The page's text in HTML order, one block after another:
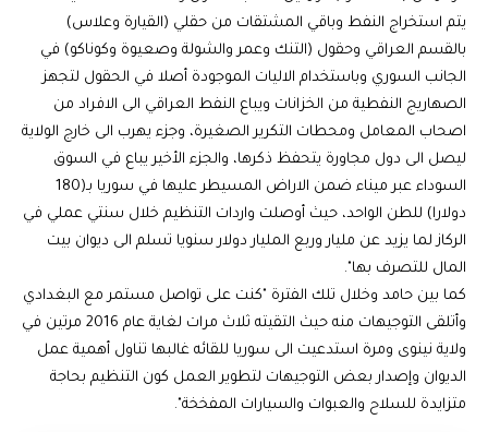
يتم استخراج النفط وباقي المشتقات من حقلي (القيارة وعلاس)
بالقسم العراقي وحقول (التنك وعمر والشولة وصعيوة وكوناكو) في
الجانب السوري وباستخدام الاليات الموجودة أصلا في الحقول لتجهز
الصهاريج النفطية من الخزانات ويباع النفط العراقي الى الافراد من
اصحاب المعامل ومحطات التكرير الصغيرة، وجزء يهرب الى خارج الولاية
ليصل الى دول مجاورة يتحفظ ذكرها، والجزء الأخير يباع في السوق
السوداء عبر ميناء ضمن الاراض المسيطر عليها في سوريا بـ(180
دولارا) للطن الواحد، حيث أوصلت واردات التنظيم خلال سنتي عملي في
الركاز لما يزيد عن مليار وربع المليار دولار سنويا تسلم الى ديوان بيت
المال للتصرف بها".
كما بين حامد وخلال تلك الفترة "كنت على تواصل مستمر مع البغدادي
وأتلقى التوجيهات منه حيث التقيته ثلاث مرات لغاية عام 2016 مرتين في
ولاية نينوى ومرة استدعيت الى سوريا للقائه غالبها تناول أهمية عمل
الديوان وإصدار بعض التوجيهات لتطوير العمل كون التنظيم بحاجة
متزايدة للسلاح والعبوات والسيارات المفخخة".